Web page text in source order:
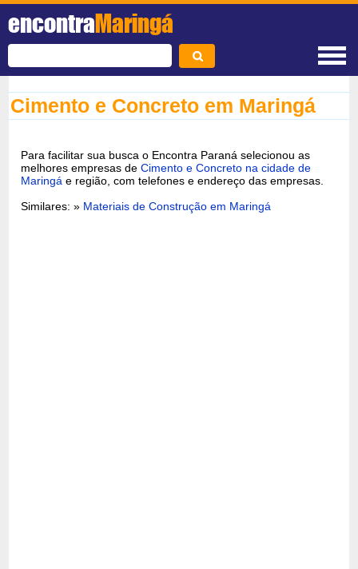
encontraMaringá
Cimento e Concreto em Maringá
Para facilitar sua busca o Encontra Paraná selecionou as
melhores empresas deCimento e Concreto na cidade de
Maringá e região, com telefones e endereço das empresas.
Similares: » Materiais de Construção em Maringá